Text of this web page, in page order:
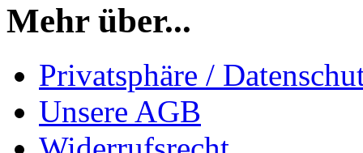
Mehr über...
Privatsphäre /
Unsere AGB